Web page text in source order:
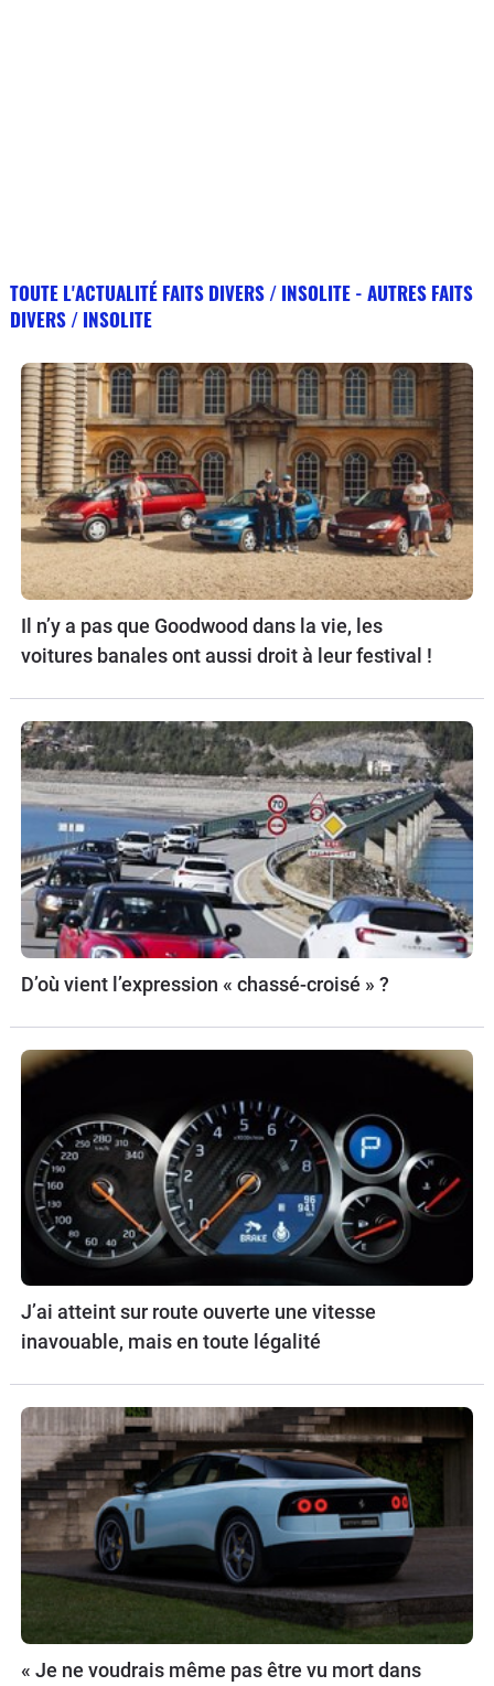
TOUTE L'ACTUALITÉ FAITS DIVERS / INSOLITE - AUTRES FAITS
DIVERS / INSOLITE
Il n’y a pas que Goodwood dans la vie, les
voitures banales ont aussi droit à leur festival !
D’où vient l’expression « chassé-croisé » ?
J’ai atteint sur route ouverte une vitesse
inavouable, mais en toute légalité
« Je ne voudrais même pas être vu mort dans